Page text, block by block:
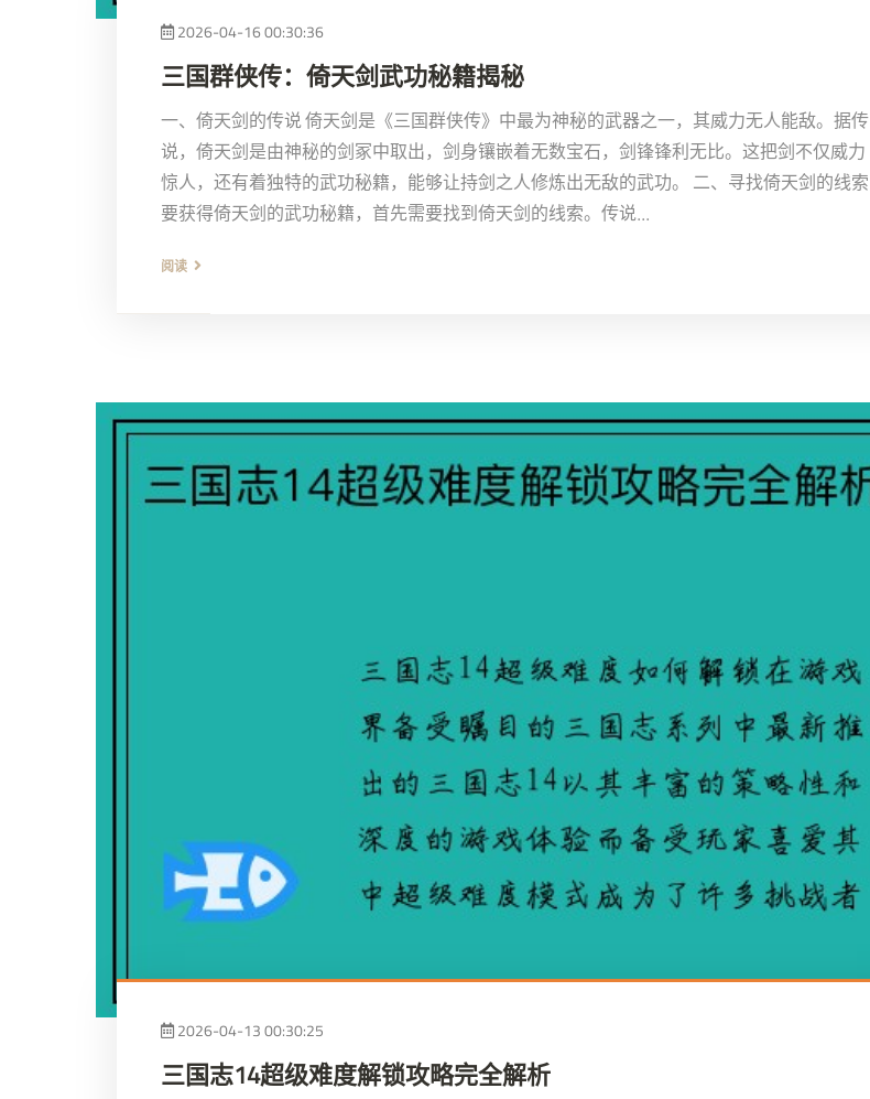
2026-04-16 00:30:36
三国群侠传：倚天剑武功秘籍揭秘
一、倚天剑的传说 倚天剑是《三国群侠传》中最为神秘的武器之一，其威力无人能敌。据传
说，倚天剑是由神秘的剑冢中取出，剑身镶嵌着无数宝石，剑锋锋利无比。这把剑不仅威力
惊人，还有着独特的武功秘籍，能够让持剑之人修炼出无敌的武功。 二、寻找倚天剑的线索
要获得倚天剑的武功秘籍，首先需要找到倚天剑的线索。传说...
阅读
2026-04-13 00:30:25
三国志14超级难度解锁攻略完全解析